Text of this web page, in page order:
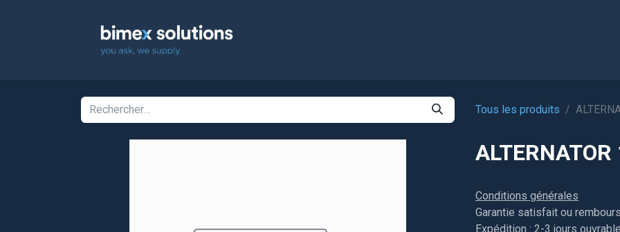
Tous les produits
Conditions générales
Garantie satisfait ou
Expédition : 2-3 jours